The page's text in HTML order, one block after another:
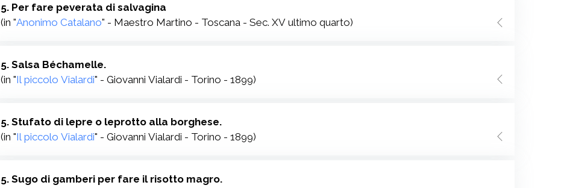
5. Per fare peverata di salvagina
(in "Anonimo Catalano" - Maestro Martino - Toscana - Sec. XV ultimo quarto)
5. Salsa Béchamelle.
(in "Il piccolo Vialardi" - Giovanni Vialardi - Torino - 1899)
5. Stufato di lepre o leprotto alla borghese.
(in "Il piccolo Vialardi" - Giovanni Vialardi - Torino - 1899)
5. Sugo di gamberi per fare il risotto magro.